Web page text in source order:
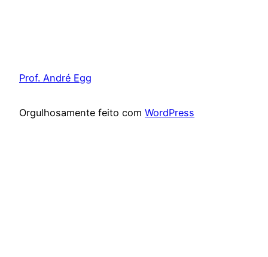
Prof. André Egg
Orgulhosamente feito com WordPress